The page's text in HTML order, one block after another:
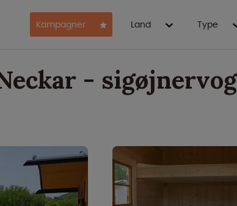
Kampagner Land Type
-